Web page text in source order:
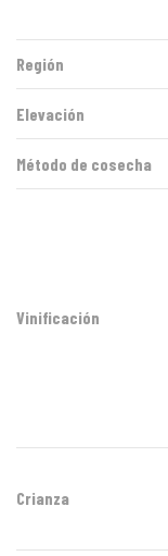
Región
Elevación
Método de cosecha
Vinificación
Crianza